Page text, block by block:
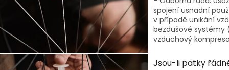
spojení usnadní
v případě unikání
bezdušové systémy
vzduchový
Jsou-li patky